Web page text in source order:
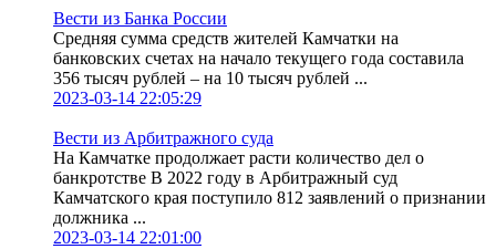
Вести из Банка России
Средняя сумма средств жителей Камчатки на
банковских счетах на начало текущего года составила
356 тысяч рублей – на 10 тысяч рублей ...
2023-03-14 22:05:29
Вести из Арбитражного суда
На Камчатке продолжает расти количество дел о
банкротстве В 2022 году в Арбитражный суд
Камчатского края поступило 812 заявлений о признании
должника ...
2023-03-14 22:01:00